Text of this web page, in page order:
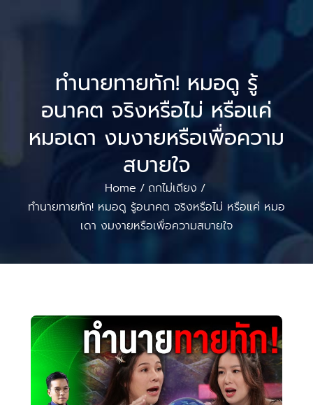
ทำนายทายทัก! หมอดู รู้
อนาคต จริงหรือไม่ หรือแค่
หมอเดา งมงายหรือเพื่อความ
สบายใจ
Home / ถกไม่เถียง /
ทำนายทายทัก! หมอดู รู้อนาคต จริงหรือไม่ หรือแค่ หมอ
เดา งมงายหรือเพื่อความสบายใจ